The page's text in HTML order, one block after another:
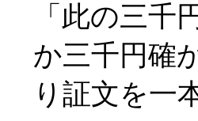
「此の三
か三千円確
り証文を一